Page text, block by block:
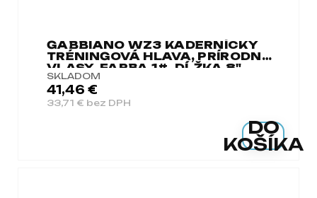
GABBIANO WZ3 KADERNÍCKY
TRÉNINGOVÁ HLAVA, PRÍRODNÉ
VLASY, FARBA 1#, DĹŽKA 8"
SKLADOM
33,71 € bez DPH
41,46 €
DO
KOŠÍKA